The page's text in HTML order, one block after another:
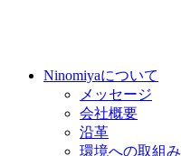
Ninomiyaについて
メッセージ
会社概要
沿革
環境への取組み